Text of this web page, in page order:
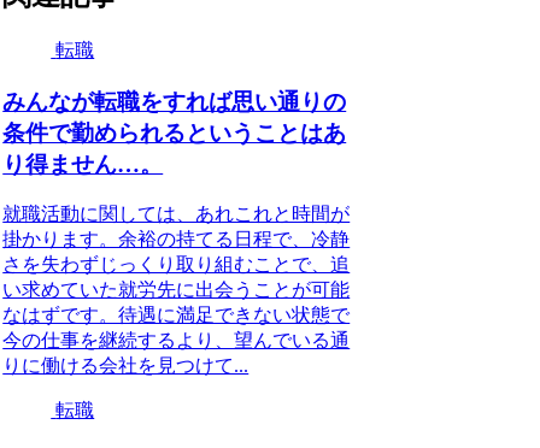
転職
みんなが転職をすれば思い通りの
条件で勤められるということはあ
り得ません…。
就職活動に関しては、あれこれと時間が
掛かります。余裕の持てる日程で、冷静
さを失わずじっくり取り組むことで、追
い求めていた就労先に出会うことが可能
なはずです。待遇に満足できない状態で
今の仕事を継続するより、望んでいる通
りに働ける会社を見つけて...
転職